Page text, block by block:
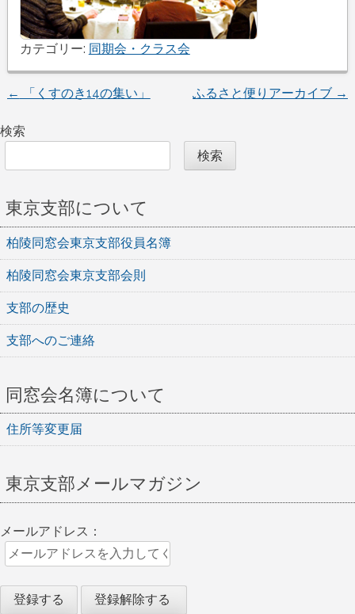
カテゴリー: 同期会・クラス会
投
稿
ゲ
ー
シ
ョ
ン
← 「くすのき14の集い」 ふるさと便りアーカイブ →
検索
検索
東京支部について
柏陵同窓会東京支部役員名簿
柏陵同窓会東京支部会則
支部の歴史
支部へのご連絡
同窓会名簿について
住所等変更届
東京支部メールマガジン
メールアドレス：